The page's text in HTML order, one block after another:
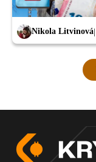
Nikola Litvinová